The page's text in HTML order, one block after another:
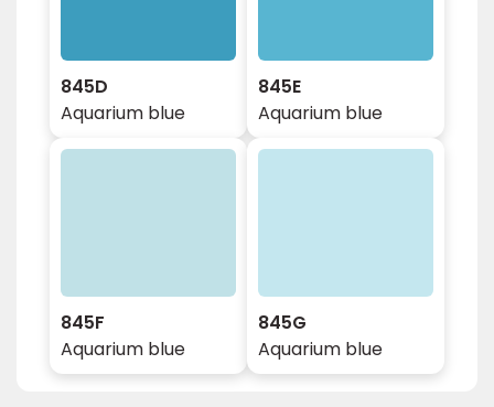
845D
Aquarium blue
845E
Aquarium blue
845F
Aquarium blue
845G
Aquarium blue